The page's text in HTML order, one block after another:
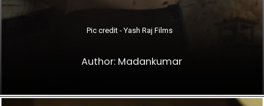
Author: Madankumar
Pic credit - Yash Raj Films